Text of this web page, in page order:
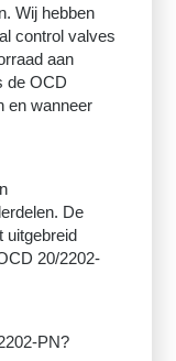
Wij hebben
control valves
aan
de OCD
en wanneer
De
uitgebreid
20/2202-
PN?